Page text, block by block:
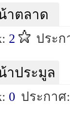
าตลาด
2 ประก
าประมูล
0 ประกาศ